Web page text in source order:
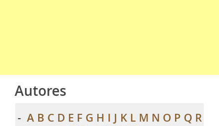
Autores
- A B C D E F G H I J K L M N O P Q R